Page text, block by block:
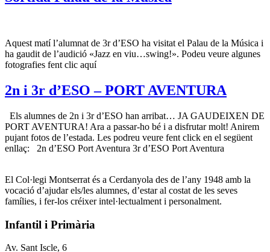
Aquest matí l’alumnat de 3r d’ESO ha visitat el Palau de la Música i
ha gaudit de l’audició «Jazz en viu…swing!». Podeu veure algunes
fotografies fent clic aquí
2n i 3r d’ESO – PORT AVENTURA
Els alumnes de 2n i 3r d’ESO han arribat… JA GAUDEIXEN DE
PORT AVENTURA! Ara a passar-ho bé i a disfrutar molt! Anirem
pujant fotos de l’estada. Les podreu veure fent click en el següent
enllaç: 2n d’ESO Port Aventura 3r d’ESO Port Aventura
El Col·legi Montserrat és a Cerdanyola des de l’any 1948 amb la
vocació d’ajudar els/les alumnes, d’estar al costat de les seves
famílies, i fer-los créixer intel·lectualment i personalment.
Infantil i Primària
Av. Sant Iscle, 6